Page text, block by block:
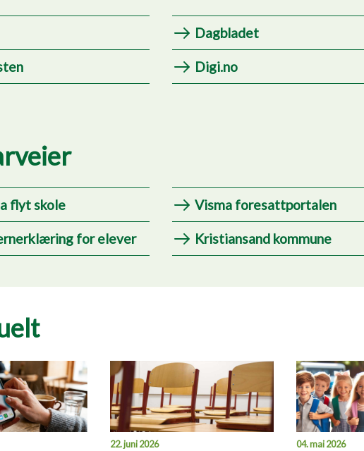
Dagbladet
Digi.no
flyt skole Visma foresattportalen
for elever Kristiansand kommune
22. juni 2026 04. mai 2026